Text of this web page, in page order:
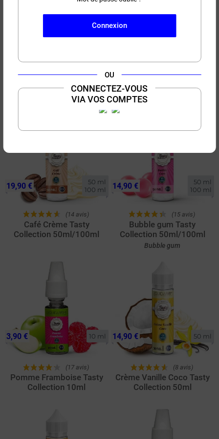
Connexion
OU
CONNECTEZ-VOUS
VIA VOS COMPTES
50 ml
100 ml
(23 avis)
Crème - Caramel
(15 avis)
50 ml
100 ml
(14 avis)
Café Crème Tasty
Collection 50ml/100ml
19,90 €
50 ml
100 ml
(15 avis)
Bubble gum Tasty
Collection 50ml/100ml
Bubble gum
14,90 €
10 ml
(17 avis)
Pomme Framboise Tasty
Collection 10ml
3,90 € 50 ml
(8 avis)
Crème Vanille Coco Tasty
Collection 50ml
14,90 €